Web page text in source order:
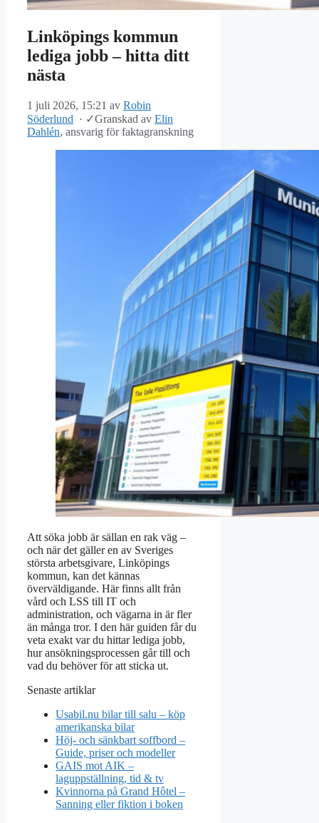
Linköpings kommun
lediga jobb – hitta ditt
nästa
1 juli 2026, 15:21 av Robin
Söderlund
· ✓Granskad av Elin
Dahlén, ansvarig för faktagranskning
Att söka jobb är sällan en rak väg –
och när det gäller en av Sveriges
största arbetsgivare, Linköpings
kommun, kan det kännas
överväldigande. Här finns allt från
vård och LSS till IT och
administration, och vägarna in är fler
än många tror. I den här guiden får du
veta exakt var du hittar lediga jobb,
hur ansökningsprocessen går till och
vad du behöver för att sticka ut.
Senaste artiklar
Usabil.nu bilar till salu – köp
amerikanska bilar
Höj- och sänkbart soffbord –
Guide, priser och modeller
GAIS mot AIK –
laguppställning, tid & tv
Kvinnorna på Grand Hôtel –
Sanning eller fiktion i boken